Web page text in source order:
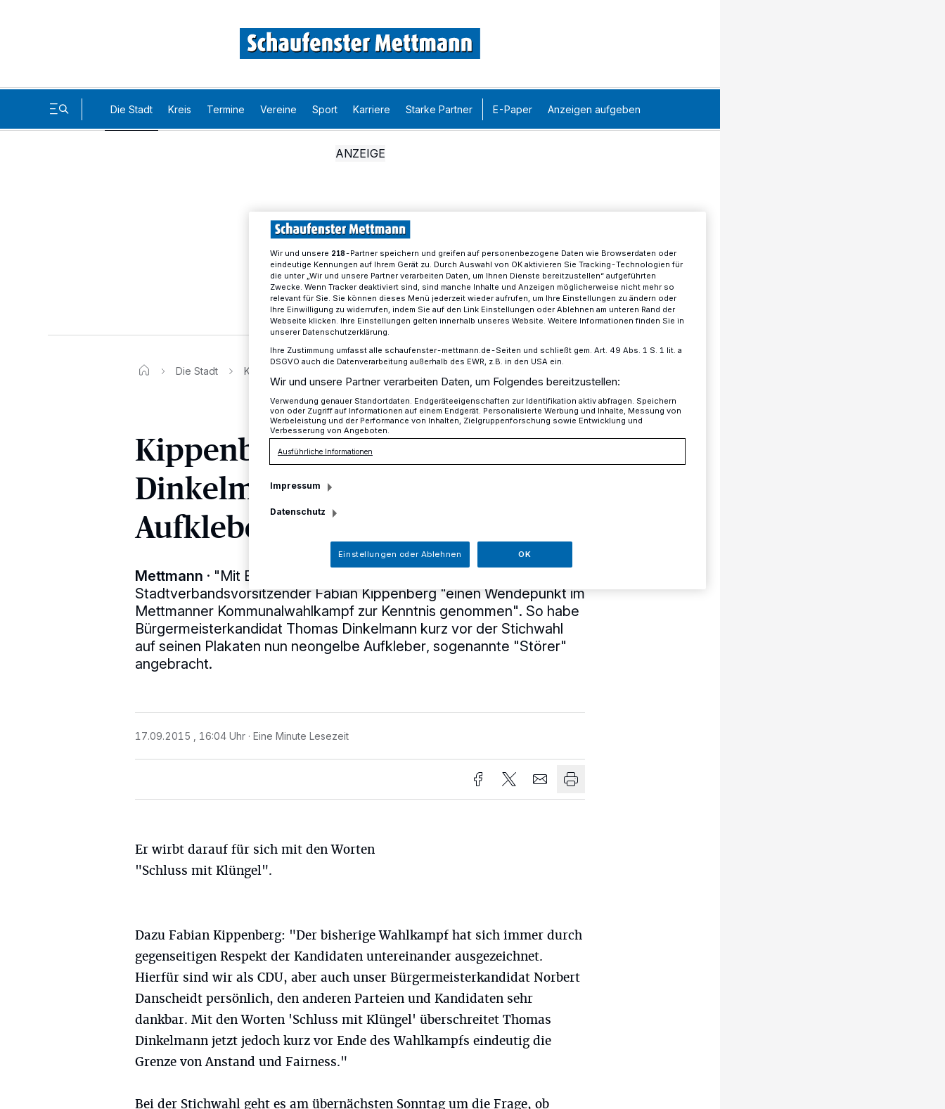
Die Stadt Kreis Termine Vereine Sport Karriere Starke Partner E-Paper Anzeigen aufgeben
Die Stadt Kippenberg kritisiert Dinkelmann wegen "Klüngel-Aufklebern"
Kippenberg kritisiert
Dinkelmann wegen "Klüngel-
Aufklebern"
Mettmann · "Mit Bedauern und Enttäuschung" hat CDU-
Stadtverbandsvorsitzender Fabian Kippenberg "einen Wendepunkt im
Mettmanner Kommunalwahlkampf zur Kenntnis genommen". So habe
Bürgermeisterkandidat Thomas Dinkelmann kurz vor der Stichwahl
auf seinen Plakaten nun neongelbe Aufkleber, sogenannte "Störer"
angebracht.
17.09.2015 , 16:04 Uhr Eine Minute Lesezeit
Er wirbt darauf für sich mit den Worten
"Schluss mit Klüngel".
Dazu Fabian Kippenberg: "Der bisherige Wahlkampf hat sich immer durch
gegenseitigen Respekt der Kandidaten untereinander ausgezeichnet.
Hierfür sind wir als CDU, aber auch unser Bürgermeisterkandidat Norbert
Danscheidt persönlich, den anderen Parteien und Kandidaten sehr
dankbar. Mit den Worten 'Schluss mit Klüngel' überschreitet Thomas
Dinkelmann jetzt jedoch kurz vor Ende des Wahlkampfs eindeutig die
Grenze von Anstand und Fairness."
Bei der Stichwahl geht es am übernächsten Sonntag um die Frage, ob
Wir und unsere 218-Partner speichern und greifen auf personenbezogene Daten wie Browserdaten oder
eindeutige Kennungen auf Ihrem Gerät zu. Durch Auswahl von OK aktivieren Sie Tracking-Technologien für
die unter „Wir und unsere Partner verarbeiten Daten, um Ihnen Dienste bereitzustellen“ aufgeführten
Zwecke. Wenn Tracker deaktiviert sind, sind manche Inhalte und Anzeigen möglicherweise nicht mehr so
relevant für Sie. Sie können dieses Menü jederzeit wieder aufrufen, um Ihre Einstellungen zu ändern oder
Ihre Einwilligung zu widerrufen, indem Sie auf den Link Einstellungen oder Ablehnen am unteren Rand der
Webseite klicken. Ihre Einstellungen gelten innerhalb unseres Website. Weitere Informationen finden Sie in
unserer Datenschutzerklärung.
Ihre Zustimmung umfasst alle schaufenster-mettmann.de-Seiten und schließt gem. Art. 49 Abs. 1 S. 1 lit. a
DSGVO auch die Datenverarbeitung außerhalb des EWR, z.B. in den USA ein.
Wir und unsere Partner verarbeiten Daten, um Folgendes bereitzustellen:
Verwendung genauer Standortdaten. Endgeräteeigenschaften zur Identifikation aktiv abfragen. Speichern
von oder Zugriff auf Informationen auf einem Endgerät. Personalisierte Werbung und Inhalte, Messung von
Werbeleistung und der Performance von Inhalten, Zielgruppenforschung sowie Entwicklung und
Verbesserung von Angeboten.
Ausführliche Informationen
Impressum
Datenschutz
Einstellungen oder Ablehnen OK